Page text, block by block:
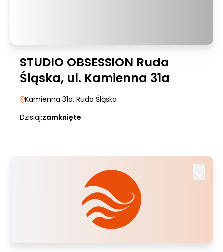
STUDIO OBSESSION Ruda
Śląska, ul. Kamienna 31a
Kamienna 31a, Ruda Śląska
Dzisiaj:zamknięte